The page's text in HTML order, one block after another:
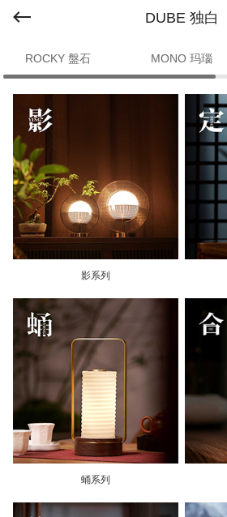
DUBE 独白
ROCKY 盤石 MONO 玛瑙
影系列
蛹系列